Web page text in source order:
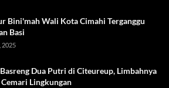
Bini'mah Wali Kota Cimahi Terganggu
Basi
2025
Dua Putri di Citeureup, Limbahnya
Lingkungan